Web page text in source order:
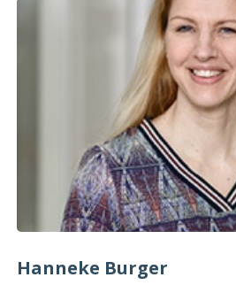
Hanneke Burger